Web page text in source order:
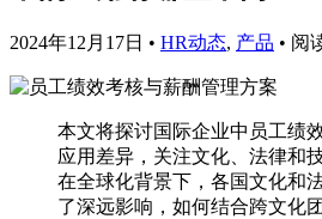
2024年12月17日 • HR动态, 产品 • 阅
本文将探讨国际企业中员工绩
应用差异，关注文化、法律和
在全球化背景下，各国文化和
了深远影响，如何结合跨文化